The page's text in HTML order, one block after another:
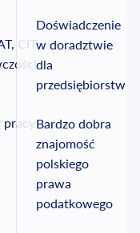
CIT
pracy
Doświadczenie
w doradztwie
dla
przedsiębiorstw
Bardzo dobra
znajomość
polskiego
prawa
podatkowego